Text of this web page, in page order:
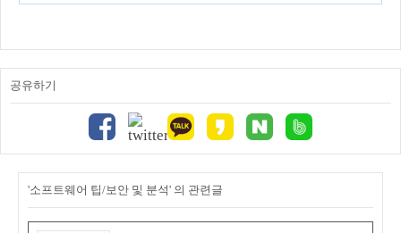
공유하기
'소프트웨어 팁/보안 및 분석' 의 관련글